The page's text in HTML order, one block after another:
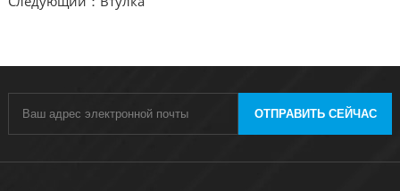
ОТПРАВИТЬ СЕЙЧАС